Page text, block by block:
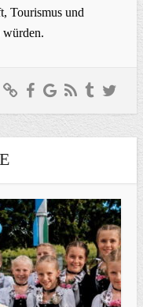
Tourismus und
würden.